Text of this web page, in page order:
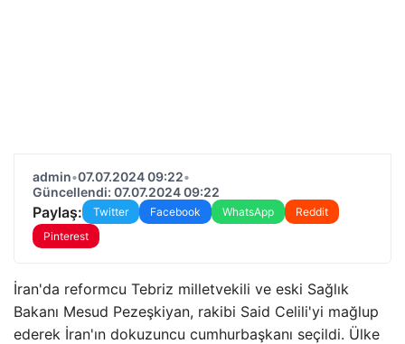
admin•07.07.2024 09:22•
Güncellendi: 07.07.2024 09:22
Paylaş: Twitter Facebook WhatsApp
Reddit
Pinterest
İran'da reformcu Tebriz milletvekili ve eski Sağlık
Bakanı Mesud Pezeşkiyan, rakibi Said Celili'yi mağlup
ederek İran'ın dokuzuncu cumhurbaşkanı seçildi. Ülke